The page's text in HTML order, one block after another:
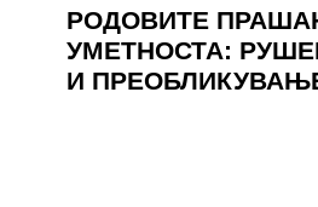
РОДОВИТЕ
УМЕТНОСТА:
И